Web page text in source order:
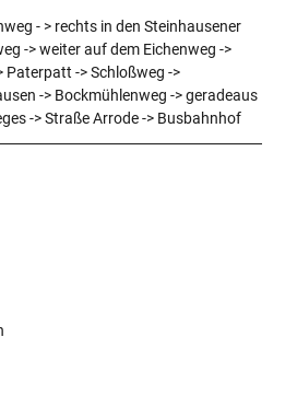
- > rechts in den Steinhausener
-> weiter auf dem Eichenweg ->
Paterpatt -> Schloßweg ->
-> Bockmühlenweg -> geradeaus
-> Straße Arrode -> Busbahnhof